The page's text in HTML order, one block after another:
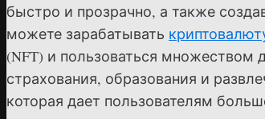
быстро и прозрачно, а также
можете зарабатывать
(NFT) и пользоваться множеством
страхования, образования и
которая дает пользователям